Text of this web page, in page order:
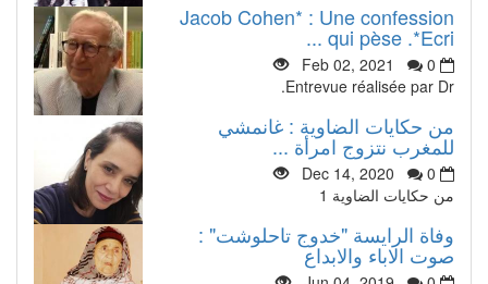
Jacob Cohen* : Une confession
qui pèse .*Ecri ...
Feb 02, 2021
0
Entrevue réalisée par Dr.
من حكايات الضاوية : غانمشي
للمغرب نتزوج امرأة ...
Dec 14, 2020
0
من حكايات الضاوية 1
وفاة الرايسة "خدوج تاحلوشت" :
صوت الاباء والابداع